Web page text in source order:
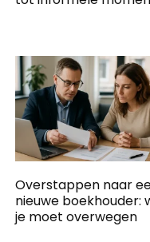
Overstappen naar
nieuwe boekhouder:
je moet overwegen